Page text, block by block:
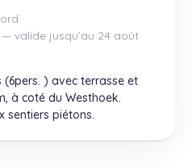
valide jusqu’au 24 août
) avec terrasse et
à coté du Westhoek.
sentiers piétons.